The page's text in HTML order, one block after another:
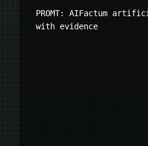
PROMT: AIFactum
with evidence